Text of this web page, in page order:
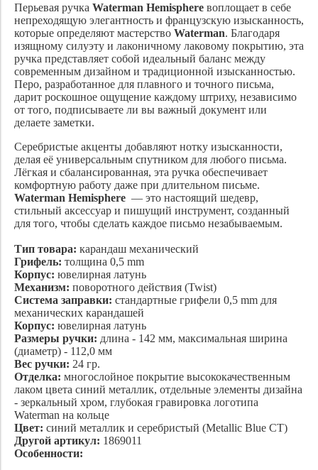
Перьевая ручка Waterman Hemisphere воплощает в себе
непреходящую элегантность и французскую изысканность,
которые определяют мастерство Waterman. Благодаря
изящному силуэту и лаконичному лаковому покрытию, эта
ручка представляет собой идеальный баланс между
современным дизайном и традиционной изысканностью.
Перо, разработанное для плавного и точного письма,
дарит роскошное ощущение каждому штриху, независимо
от того, подписываете ли вы важный документ или
делаете заметки.
Серебристые акценты добавляют нотку изысканности,
делая её универсальным спутником для любого письма.
Лёгкая и сбалансированная, эта ручка обеспечивает
комфортную работу даже при длительном письме.
Waterman Hemisphere — это настоящий шедевр,
стильный аксессуар и пишущий инструмент, созданный
для того, чтобы сделать каждое письмо незабываемым.
Тип товара: карандаш механический
Грифель: толщина 0,5 mm
Корпус: ювелирная латунь
Механизм: поворотного действия (Twist)
Система заправки: стандартные грифели 0,5 mm для
механических карандашей
Корпус: ювелирная латунь
Размеры ручки: длина - 142 мм, максимальная ширина
(диаметр) - 112,0 мм
Вес ручки: 24 гр.
Отделка: многослойное покрытие высококачественным
лаком цвета синий металлик, отдельные элементы дизайна
- зеркальный хром, глубокая гравировка логотипа
Waterman на кольце
Цвет: синий металлик и серебристый (Metallic Blue CT)
Другой артикул: 1869011
Особенности: